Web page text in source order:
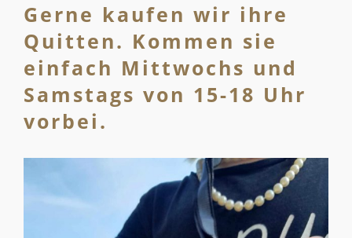
Gerne kaufen wir ihre
Quitten. Kommen sie
einfach Mittwochs und
Samstags von 15-18 Uhr
vorbei.